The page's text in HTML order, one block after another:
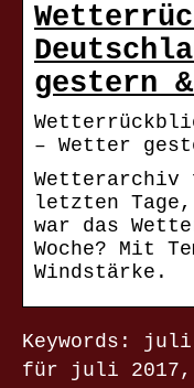
gestern
– Wetter
letzten Tage,
war das
Woche? Mit
Windstärke.
Keywords:
für juli